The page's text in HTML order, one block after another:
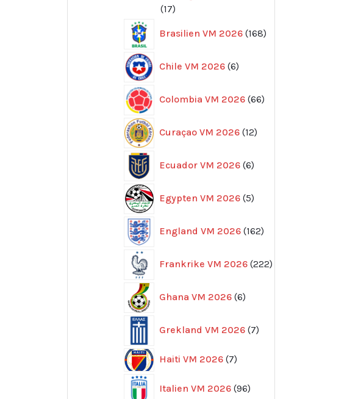
1717
Brasilien VM 2026 168
produkter
Chile VM 2026 6
produkter
Colombia VM 2026 66
produkter
Curaçao VM 2026 12
produkter
Ecuador VM 2026 6
produkter
Egypten VM 2026 5
produkter
England VM 2026 162
produkter
Frankrike VM 2026 222
produkter
Ghana VM 2026 6
produkter
Grekland VM 2026 7
produkter
Haiti VM 2026 77
Italien VM 2026 96
produkter